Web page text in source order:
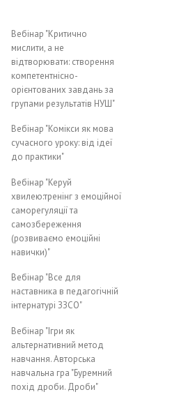
Вебінар "Критично
мислити, а не
відтворювати: створення
компетентнісно-
орієнтованих завдань за
групами результатів НУШ"
Вебінар "Комікси як мова
сучасного уроку: від ідеї
до практики"
Вебінар "Керуй
хвилею:тренінг з емоційної
саморегуляції та
самозбереження
(розвиваємо емоційні
навички)"
Вебінар "Все для
наставника в педагогічній
інтернатурі ЗЗСО"
Вебінар "Ігри як
альтернативний метод
навчання. Авторська
навчальна гра "Буремний
похід дроби. Дроби"